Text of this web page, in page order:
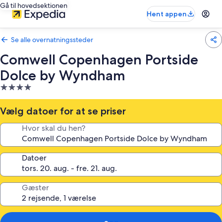
Gå til hovedsektionen
Hent appen
Se alle overnatningssteder
Comwell Copenhagen Portside
Dolce by Wyndham
4.0-
stjernet
overnatningssted
Vælg datoer for at se priser
Hvor skal du hen?
Datoer
Gæster